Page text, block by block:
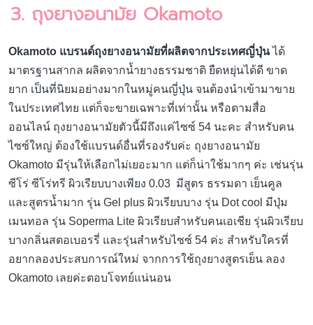
3. ถุงยางอนามัย Okamoto
Okamoto แบรนด์ถุงยางอนามัยที่ผลิตจากประเทศญี่ปุ่นได้
มาตรฐานสากล ผลิตจากน้ำยางธรรมชาติ ยืดหยุ่นได้ดี ขาด
ยาก เป็นที่นิยมอย่างมากในหมู่คนญี่ปุ่น จนต้องนำเข้ามาขาย
ในประเทศไทย แต่ก็จะขายเฉพาะที่เท่านั้น หรือตามสื่อ
ออนไลน์ ถุงยางอนามัยตัวนี้มีถึงแค่ไซซ์ 54 นะคะ สำหรับคน
ไซซ์ใหญ่ ต้องใช้แบรนด์อื่นที่รองรับค่ะ ถุงยางอนามัย
Okamoto มีรุ่นให้เลือกไม่เยอะมาก แต่ก็น่าใช้มากๆ ค่ะ เช่นรุ่น
ซีโร่ ซีโร่ทรี ผิวเรียบบางเพียง 0.03 มีสูตร ธรรมดา เย็นคูล
และสูตรน้ำมาก รุ่น Gel plus ผิวเรียบบาง รุ่น Dot cool มีปุ่ม
เมนทอล รุ่น Soperma Lite ผิวเรียบสำหรับคนเอเชีย รุ่นผิวเรียบ
บางกลิ่นสตอเบอรรี่ และรุ่นสำหรับไซซ์ 54 ค่ะ สำหรับใครที่
อยากลองประสบการณ์ใหม่ จากการใช้ถุงยางสูตรเย็น ลอง
Okamoto เลยค่ะตอบโจทย์แน่นอน